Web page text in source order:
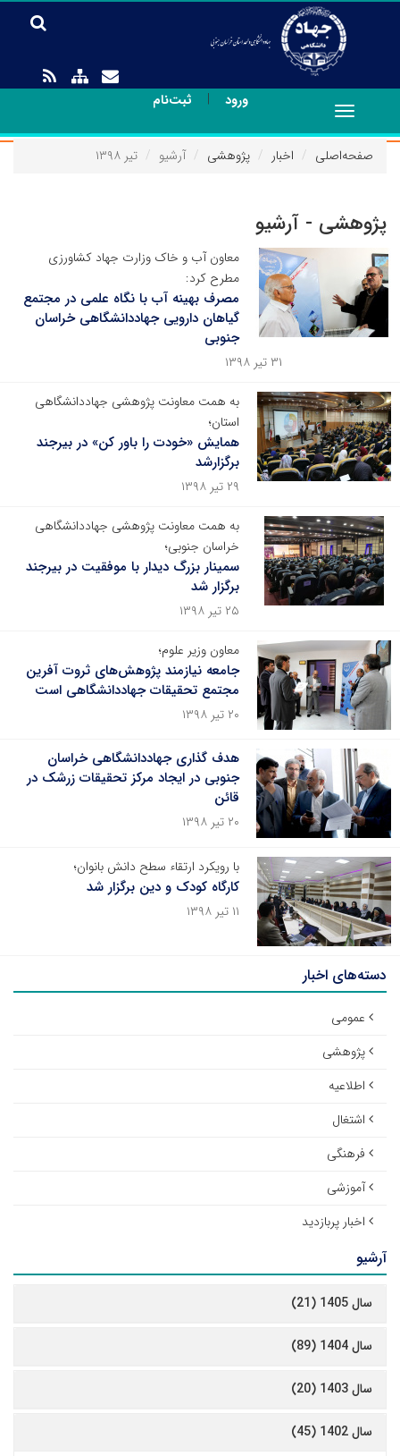
ورود | ثبت‌نام
Toggle
navigation
صفحه‌اصلی
اخبار پژوهشی آرشیو تیر ۱۳۹۸
پژوهشی - آرشیو
معاون آب و خاک وزارت جهاد کشاورزی
مطرح کرد:
مصرف بهینه آب با نگاه علمی در مجتمع
گیاهان دارویی جهاددانشگاهی خراسان
جنوبی
۳۱ تیر ۱۳۹۸
به همت معاونت پژوهشی جهاددانشگاهی
استان؛
همایش «خودت را باور کن» در بیرجند
برگزارشد
۲۹ تیر ۱۳۹۸
به همت معاونت پژوهشی جهاددانشگاهی
خراسان جنوبی؛
سمینار بزرگ دیدار با موفقیت در بیرجند
برگزار شد
۲۵ تیر ۱۳۹۸
معاون وزیر علوم؛
جامعه نیازمند پژوهش‌های ثروت آفرین
مجتمع تحقیقات جهاددانشگاهی است
۲۰ تیر ۱۳۹۸
هدف گذاری جهاددانشگاهی خراسان
جنوبی در ایجاد مرکز تحقیقات زرشک در
قائن
۲۰ تیر ۱۳۹۸
با رویکرد ارتقاء سطح دانش بانوان؛
کارگاه کودک و دین برگزار شد
۱۱ تیر ۱۳۹۸
دسته‌های اخبار
عمومی
پژوهشی
اطلاعیه
اشتغال
فرهنگی
آموزشی
اخبار پربازدید
آرشیو
سال 1405 (21)
سال 1404 (89)
سال 1403 (20)
سال 1402 (45)